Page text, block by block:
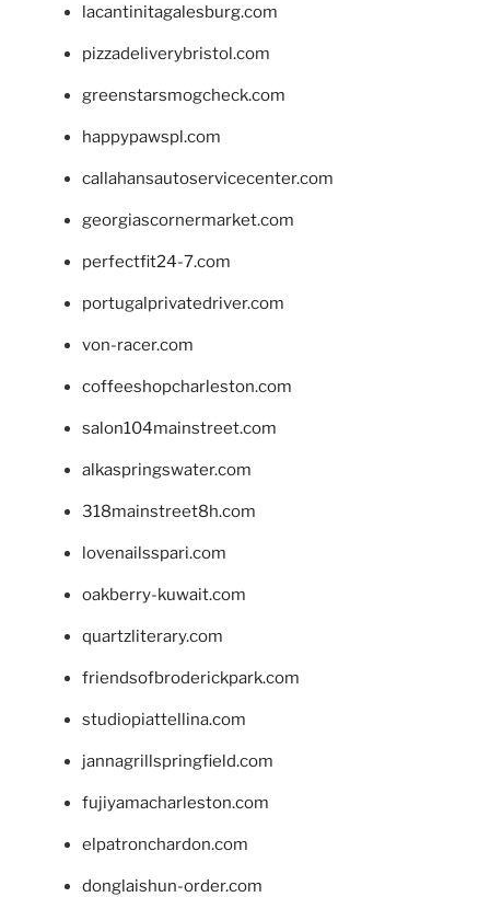
lacantinitagalesburg.com
pizzadeliverybristol.com
greenstarsmogcheck.com
happypawspl.com
callahansautoservicecenter.com
georgiascornermarket.com
perfectfit24-7.com
portugalprivatedriver.com
von-racer.com
coffeeshopcharleston.com
salon104mainstreet.com
alkaspringswater.com
318mainstreet8h.com
lovenailsspari.com
oakberry-kuwait.com
quartzliterary.com
friendsofbroderickpark.com
studiopiattellina.com
jannagrillspringfield.com
fujiyamacharleston.com
elpatronchardon.com
donglaishun-order.com